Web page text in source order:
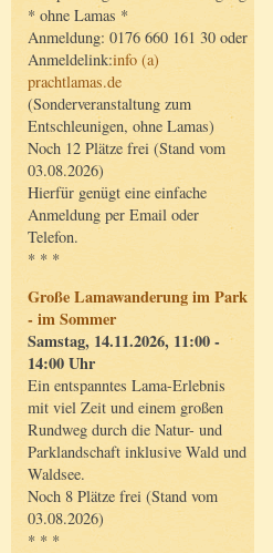
* ohne Lamas *
Anmeldung: 0176 660 161 30 oder
Anmeldelink:info (a)
prachtlamas.de
(Sonderveranstaltung zum
Entschleunigen, ohne Lamas)
Noch 12 Plätze frei (Stand vom
03.08.2026)
Hierfür genügt eine einfache
Anmeldung per Email oder
Telefon.
* * *
Große Lamawanderung im Park
- im Sommer
Samstag, 14.11.2026, 11:00 -
14:00 Uhr
Ein entspanntes Lama-Erlebnis
mit viel Zeit und einem großen
Rundweg durch die Natur- und
Parklandschaft inklusive Wald und
Waldsee.
Noch 8 Plätze frei (Stand vom
03.08.2026)
* * *